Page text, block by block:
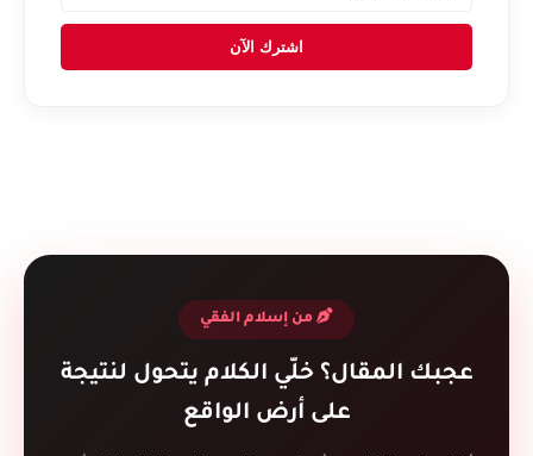
اشترك الآن
من إسلام الفقي
عجبك المقال؟ خلّي الكلام يتحول لنتيجة
على أرض الواقع